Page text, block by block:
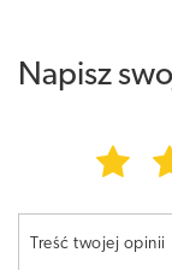
Napisz
Treść twojej opinii